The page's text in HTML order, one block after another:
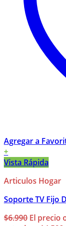
Agregar a
+
Vista Rápida
Articulos Hogar
Soporte TV Fijo
$6.990 El precio